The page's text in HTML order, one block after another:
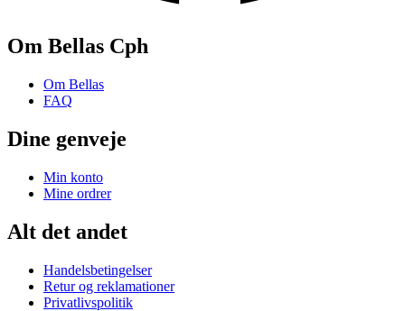
Om Bellas Cph
Om Bellas
FAQ
Dine genveje
Min konto
Mine ordrer
Alt det andet
Handelsbetingelser
Retur og reklamationer
Privatlivspolitik